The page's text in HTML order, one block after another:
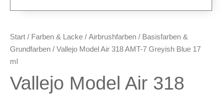
Schläuche & Kupplungen
Anschlüsse & Verschraubungen
Werkzeuge & Malzubehör
Start / Farben & Lacke / Airbrushfarben / Basisfarben &
Grundfarben / Vallejo Model Air 318 AMT-7 Greyish Blue 17
ml
Vallejo Model Air 318